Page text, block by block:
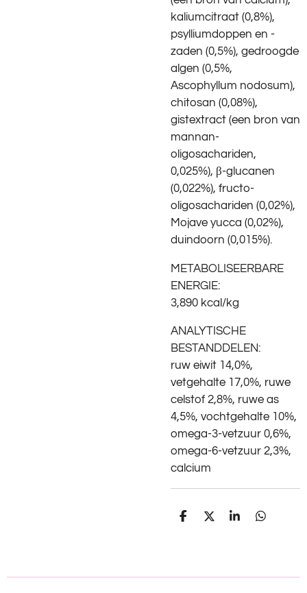
kaliumcitraat (0,8%),
psylliumdoppen en -
zaden (0,5%), gedroogde
algen (0,5%,
Ascophyllum nodosum),
chitosan (0,08%),
gistextract (een bron van
mannan-
oligosachariden,
0,025%), β-glucanen
(0,022%), fructo-
oligosachariden (0,02%),
Mojave yucca (0,02%),
duindoorn (0,015%).
METABOLISEERBARE
ENERGIE:
3,890 kcal/kg
ANALYTISCHE
BESTANDDELEN:
ruw eiwit 14,0%,
vetgehalte 17,0%, ruwe
celstof 2,8%, ruwe as
4,5%, vochtgehalte 10%,
omega-3-vetzuur 0,6%,
omega-6-vetzuur 2,3%,
calcium
D
D
S
D